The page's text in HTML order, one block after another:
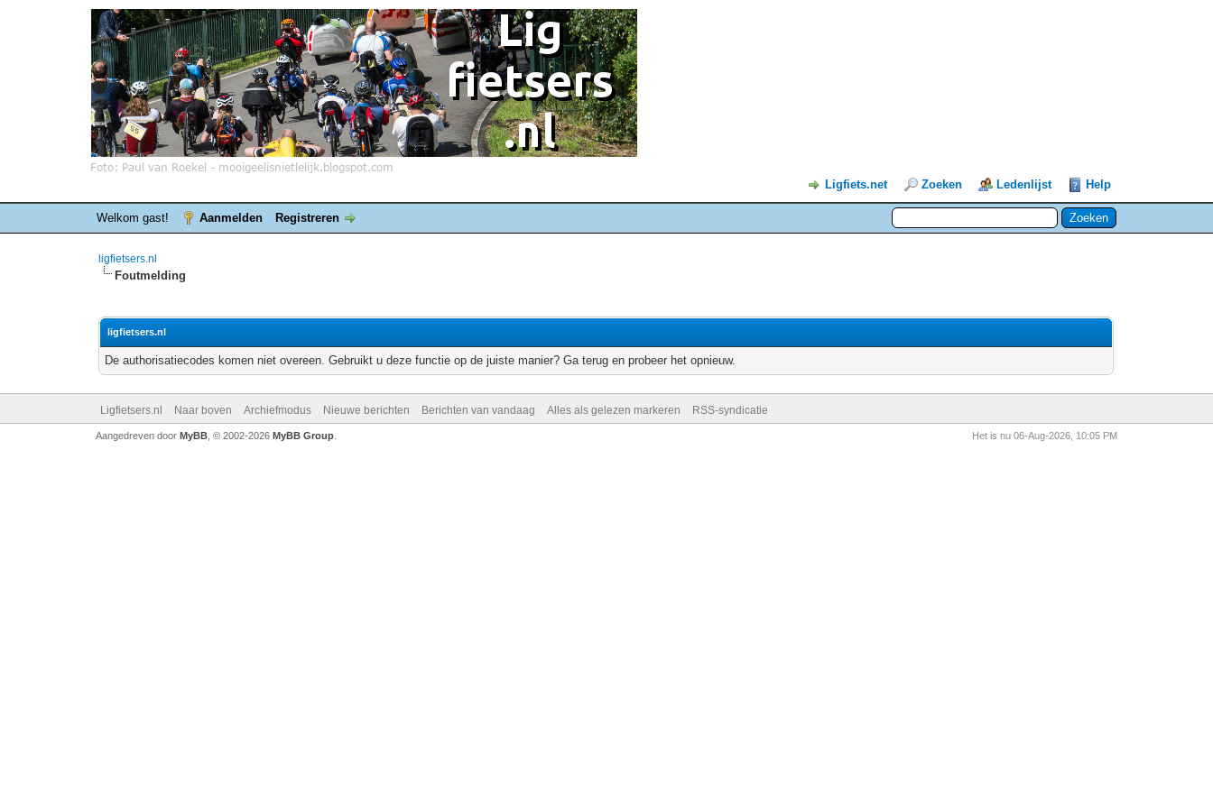
Ligfiets.net Zoeken Ledenlijst Help
Welkom gast! Aanmelden Registreren
ligfietsers.nl
Foutmelding
ligfietsers.nl
De authorisatiecodes komen niet overeen. Gebruikt u deze functie op de juiste manier? Ga terug en probeer het opnieuw.
Ligfietsers.nl Naar boven Archiefmodus Nieuwe berichten Berichten van vandaag Alles als gelezen markeren RSS-syndicatie
Het is nu 06-Aug-2026, 10:05 PM
Aangedreven door MyBB, © 2002-2026 MyBB Group.